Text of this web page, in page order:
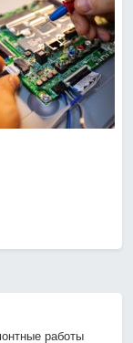
работы